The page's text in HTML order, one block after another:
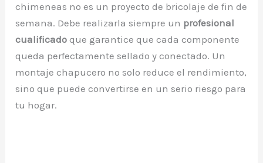
chimeneas no es un proyecto de bricolaje de fin de
semana. Debe realizarla siempre un profesional
cualificado que garantice que cada componente
queda perfectamente sellado y conectado. Un
montaje chapucero no solo reduce el rendimiento,
sino que puede convertirse en un serio riesgo para
tu hogar.